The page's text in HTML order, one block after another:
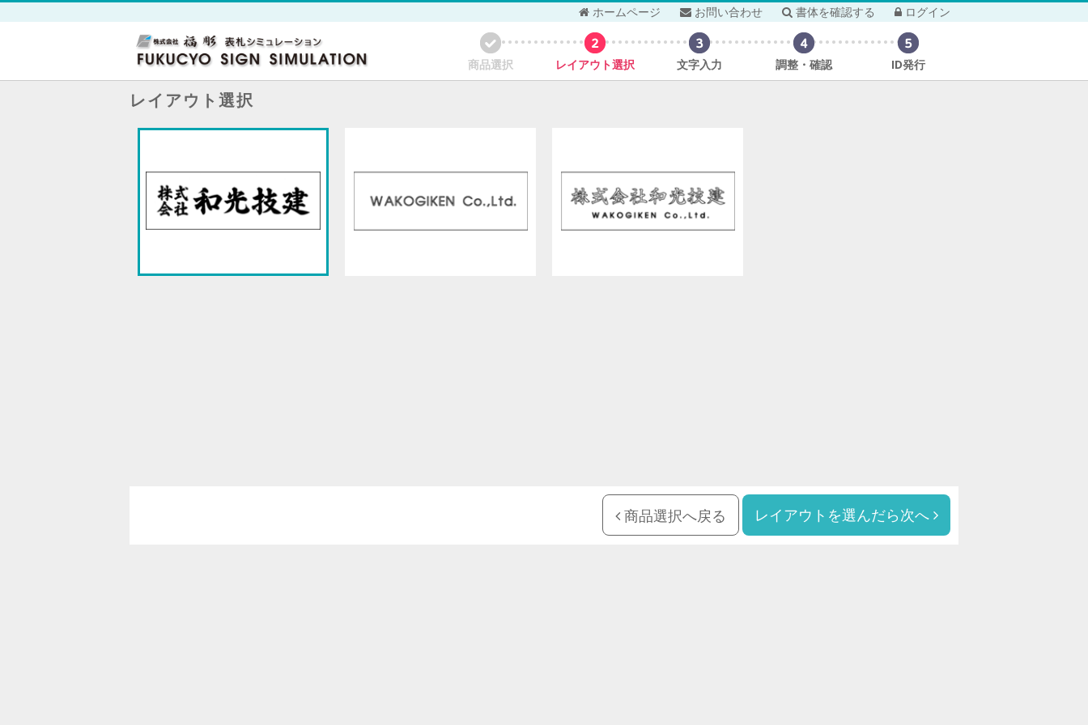
ホームページ お問い合わせ 書体を確認する ログイン
商品選択 レイアウト選択 文字入力 調整・確認 ID発行
レイアウト選択
商品選択へ戻る レイアウトを選んだら次へ